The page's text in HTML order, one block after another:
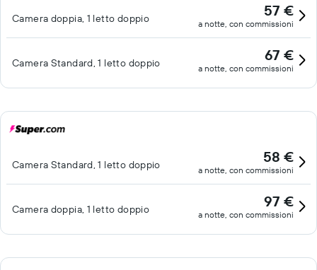
Camera doppia, 1 letto doppio 57 €
a notte, con commissioni
Camera Standard, 1 letto doppio 67 €
a notte, con commissioni
Camera Standard, 1 letto doppio 58 €
a notte, con commissioni
Camera doppia, 1 letto doppio 97 €
a notte, con commissioni